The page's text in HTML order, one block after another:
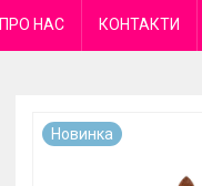
ПРО НАС КОНТАКТИ
Новинка